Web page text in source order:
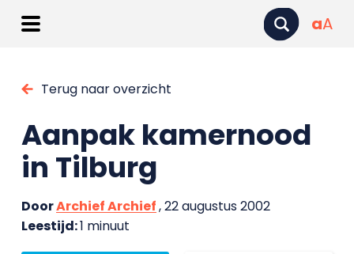
aA
Terug naar overzicht
Aanpak kamernood
in Tilburg
DoorArchief Archief, 22 augustus 2002
Leestijd:1 minuut